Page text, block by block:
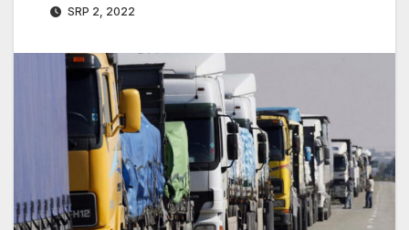
SRP 2, 2022